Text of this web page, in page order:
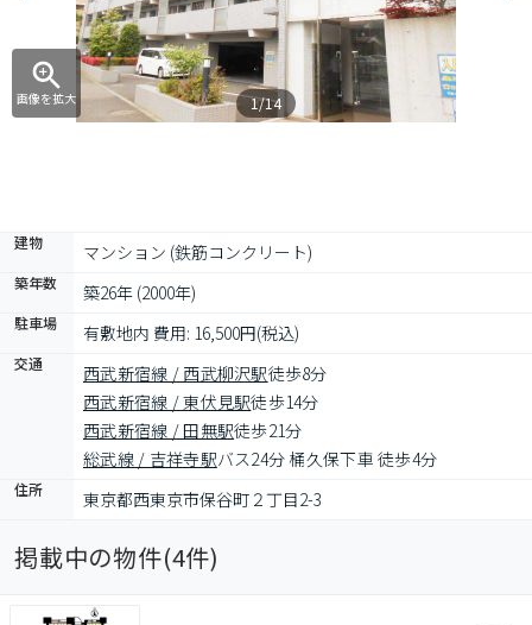
画像を拡大 1/14
建物 マンション (鉄筋コンクリート)
築年数 築26年 (2000年)
駐車場 有敷地内 費用: 16,500円(税込)
交通 西武新宿線 / 西武柳沢駅徒歩8分
西武新宿線 / 東伏見駅徒歩14分
西武新宿線 / 田無駅徒歩21分
総武線 / 吉祥寺駅バス24分 桶久保下車 徒歩4分
住所 東京都西東京市保谷町２丁目2-3
掲載中の物件(4件)